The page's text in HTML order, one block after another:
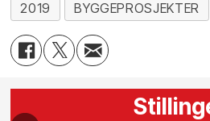
2019 BYGGEPROSJEKTER